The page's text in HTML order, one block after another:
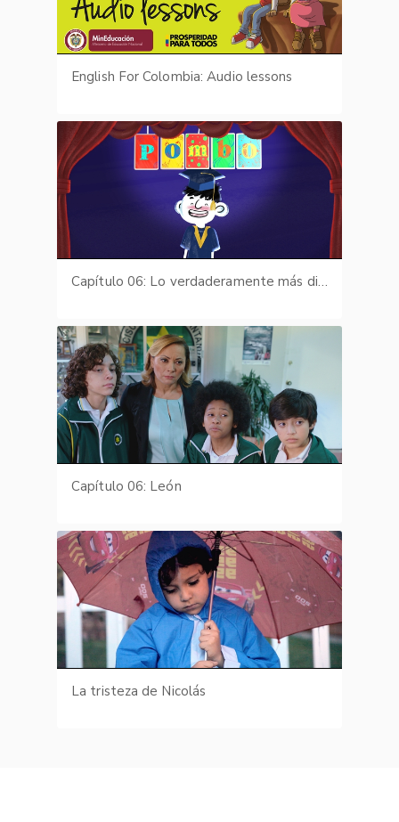
English For Colombia: Audio lessons
Capítulo 06: Lo verdaderamente más difícil
Capítulo 06: León
La tristeza de Nicolás